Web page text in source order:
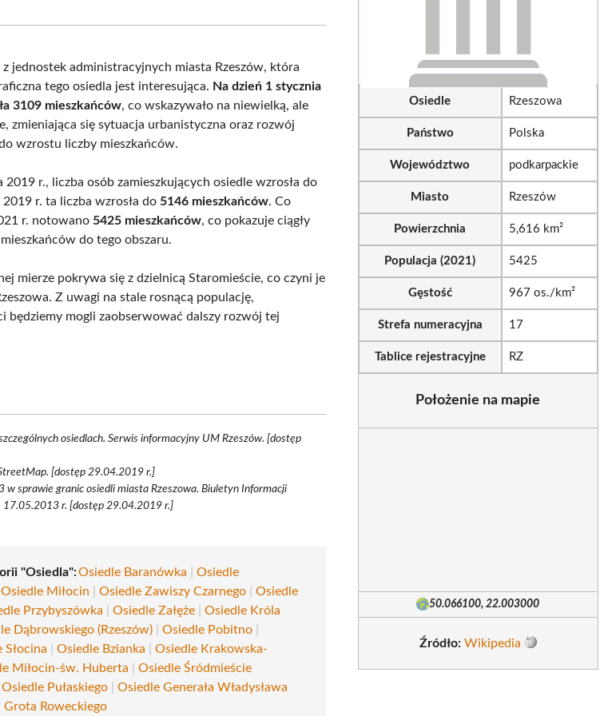
(Twitter)
jednostek administracyjnych miasta Rzeszów, która
tego osiedla jest interesująca. Na dzień 1 stycznia
3109 mieszkańców, co wskazywało na niewielką, ale
zmieniająca się sytuacja urbanistyczna oraz rozwój
wzrostu liczby mieszkańców.
2019 r., liczba osób zamieszkujących osiedle wzrosła do
r. ta liczba wzrosła do 5146 mieszkańców. Co
r. notowano 5425 mieszkańców, co pokazuje ciągły
do tego obszaru.
mierze pokrywa się z dzielnicą Staromieście, co czyni je
Z uwagi na stale rosnącą populację,
będziemy mogli zaobserwować dalszy rozwój tej
osiedlach. Serwis informacyjny UM Rzeszów. [dostęp
[dostęp 29.04.2019 r.]
sprawie granic osiedli miasta Rzeszowa. Biuletyn Informacji
17.05.2013 r. [dostęp 29.04.2019 r.]
"Osiedla":Osiedle Baranówka |Osiedle
Osiedle Miłocin |Osiedle Zawiszy Czarnego |Osiedle
Przybyszówka |Osiedle Załęże |Osiedle Króla
Dąbrowskiego (Rzeszów) |Osiedle Pobitno
Słocina |Osiedle Bzianka |Osiedle Krakowska-
Miłocin-św. Huberta |Osiedle Śródmieście
Osiedle Pułaskiego |Osiedle Generała Władysława
Grota Roweckiego
Osiedle Rzeszowa
Państwo Polska
Województwo podkarpackie
Miasto Rzeszów
Powierzchnia 5,616 km²
Populacja (2021) 5425
Gęstość 967 os./km²
Strefa numeracyjna 17
Tablice rejestracyjne RZ
Położenie na mapie
50.066100, 22.003000
Źródło: Wikipedia